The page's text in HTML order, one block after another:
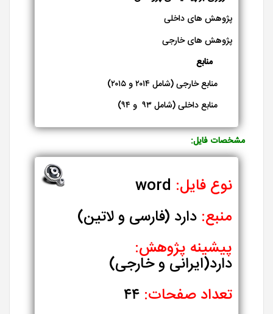
پژوهش های داخلی
پژوهش های خارجی
منابع
منابع خارجی (شامل ۲۰۱۴ و ۲۰۱۵)
منابع داخلی (شامل ۹۳ و ۹۴)
مشخصات فایل:
نوع فایل:
منبع: دارد (فارسی و لاتین)
پیشینه پژوهش:
دارد(ایرانی و خارجی)
تعداد صفحات: